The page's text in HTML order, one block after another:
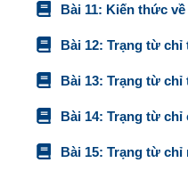
Bài 11: Kiến thức
Bài 12: Trạng từ
Bài 13: Trạng từ
Bài 14: Trạng từ
Bài 15: Trạng từ